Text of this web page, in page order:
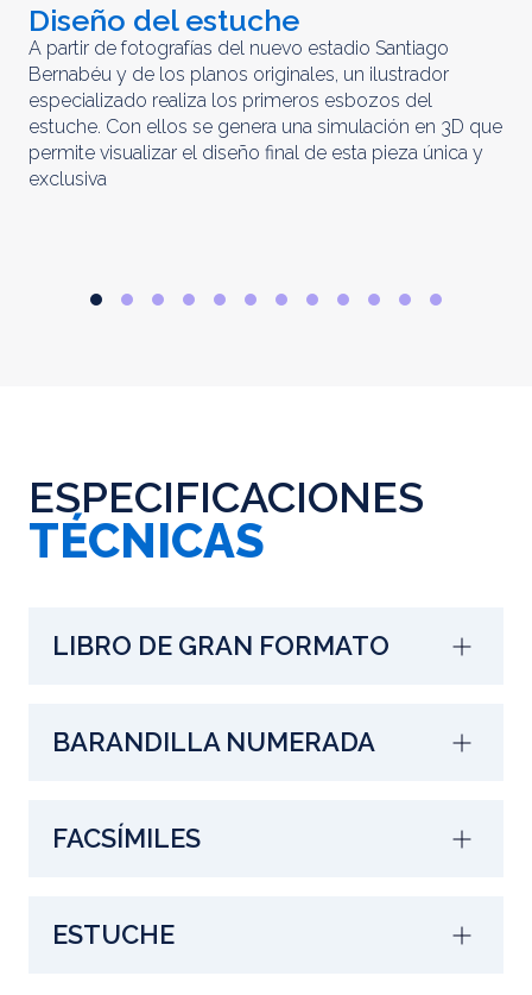
Diseño del estuche
A partir de fotografías del nuevo estadio Santiago
Bernabéu y de los planos originales, un ilustrador
especializado realiza los primeros esbozos del
estuche. Con ellos se genera una simulación en 3D que
permite visualizar el diseño final de esta pieza única y
exclusiva
ESPECIFICACIONES
TÉCNICAS
LIBRO DE GRAN FORMATO
BARANDILLA NUMERADA
FACSÍMILES
ESTUCHE